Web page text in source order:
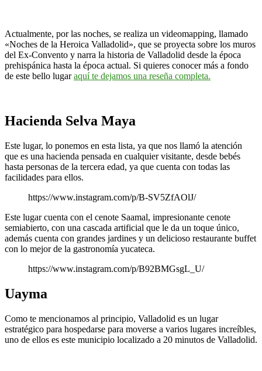
Actualmente, por las noches, se realiza un videomapping, llamado
«Noches de la Heroica Valladolid», que se proyecta sobre los muros
del Ex-Convento y narra la historia de Valladolid desde la época
prehispánica hasta la época actual. Si quieres conocer más a fondo
de este bello lugaraquí te dejamos una reseña completa.
Hacienda Selva Maya
Este lugar, lo ponemos en esta lista, ya que nos llamó la atención
que es una hacienda pensada en cualquier visitante, desde bebés
hasta personas de la tercera edad, ya que cuenta con todas las
facilidades para ellos.
https://www.instagram.com/p/B-SV5ZfAOlJ/
Este lugar cuenta con el cenote Saamal, impresionante cenote
semiabierto, con una cascada artificial que le da un toque único,
además cuenta con grandes jardines y un delicioso restaurante buffet
con lo mejor de la gastronomía yucateca.
https://www.instagram.com/p/B92BMGsgL_U/
Uayma
Como te mencionamos al principio, Valladolid es un lugar
estratégico para hospedarse para moverse a varios lugares increíbles,
uno de ellos es este municipio localizado a 20 minutos de Valladolid.